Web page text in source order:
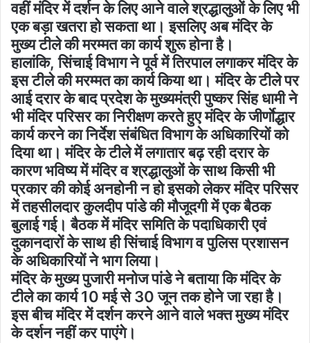
वहीं मंदिर में दर्शन के लिए आने वाले श्रद्धालुओं के लिए भी
एक बड़ा खतरा हो सकता था। इसलिए अब मंदिर के
मुख्य टीले की मरम्मत का कार्य शुरू होना है।
हालांकि, सिंचाई विभाग ने पूर्व में तिरपाल लगाकर मंदिर के
इस टीले की मरम्मत का कार्य किया था। मंदिर के टीले पर
आई दरार के बाद प्रदेश के मुख्यमंत्री पुष्कर सिंह धामी ने
भी मंदिर परिसर का निरीक्षण करते हुए मंदिर के जीर्णाेद्धार
कार्य करने का निर्देश संबंधित विभाग के अधिकारियों को
दिया था। मंदिर के टीले में लगातार बढ़ रही दरार के
कारण भविष्य में मंदिर व श्रद्धालुओं के साथ किसी भी
प्रकार की कोई अनहोनी न हो इसको लेकर मंदिर परिसर
में तहसीलदार कुलदीप पांडे की मौजूदगी में एक बैठक
बुलाई गई। बैठक में मंदिर समिति के पदाधिकारी एवं
दुकानदारों के साथ ही सिंचाई विभाग व पुलिस प्रशासन
के अधिकारियों ने भाग लिया।
मंदिर के मुख्य पुजारी मनोज पांडे ने बताया कि मंदिर के
टीले का कार्य 10 मई से 30 जून तक होने जा रहा है।
इस बीच मंदिर में दर्शन करने आने वाले भक्त मुख्य मंदिर
के दर्शन नहीं कर पाएंगे।